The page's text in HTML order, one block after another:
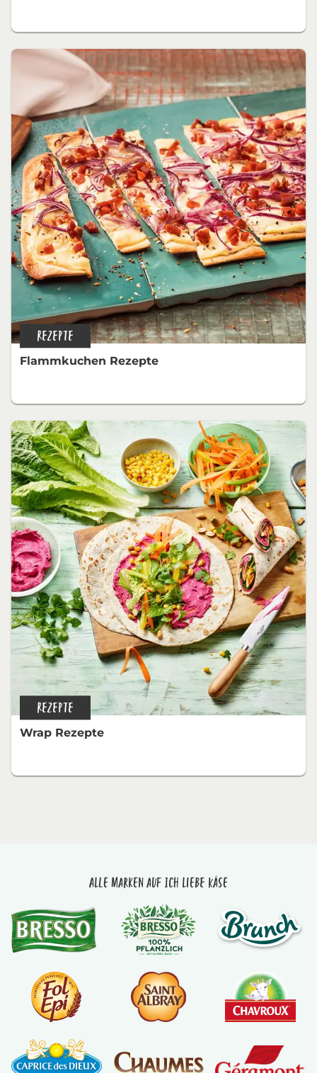
REZEPTE
Flammkuchen Rezepte
REZEPTE
Wrap Rezepte
Alle Marken auf Ich liebe Käse